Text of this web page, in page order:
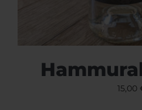
15,00